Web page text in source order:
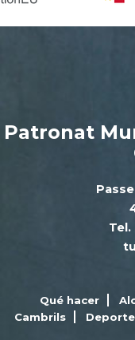
Patronat
Tel.
Qué hacer
Cambrils